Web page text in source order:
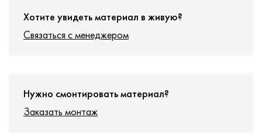
Хотите увидеть материал в живую?
Связаться с менеджером
Нужно смонтировать материал?
Заказать монтаж